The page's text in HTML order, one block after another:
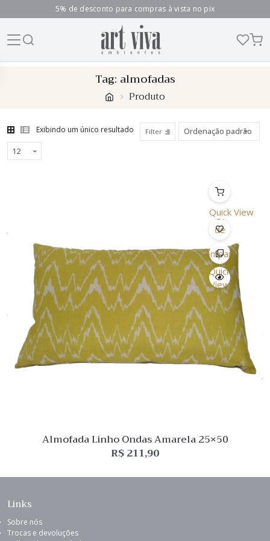
5% de desconto para compras à vista no pix
Tag: almofadas
Produto
Exibindo um único resultado Filter
Quick View
Lista
de
Desejo
Comparar
Quick
View
Almofada Linho Ondas Amarela 25×50
R$211,90
Links
Sobre nós
Trocas e devoluções